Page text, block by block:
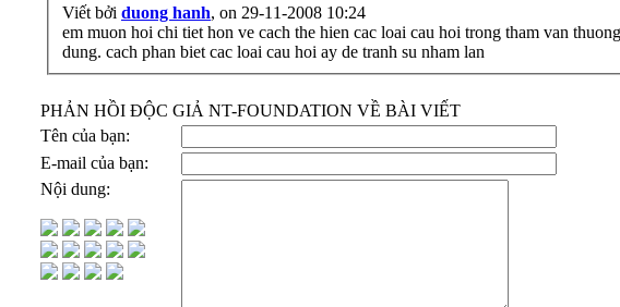
Viết bởi duong hanh, on 29-11-2008 10:24
em muon hoi chi tiet hon ve cach the hien cac loai cau hoi trong tham van
dung. cach phan biet cac loai cau hoi ay de tranh su nham lan
PHẢN HỒI ĐỘC GIẢ NT-FOUNDATION VỀ BÀI VIẾT
Tên của bạn:
E-mail của bạn:
Nội dung: